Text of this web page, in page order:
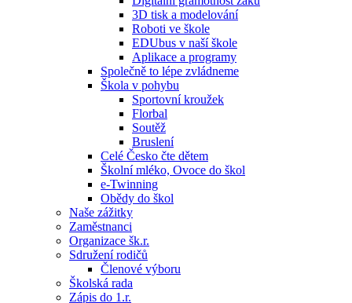
3D tisk a modelování
Roboti ve škole
EDUbus v naší škole
Aplikace a programy
Společně to lépe zvládneme
Škola v pohybu
Sportovní kroužek
Florbal
Soutěž
Bruslení
Celé Česko čte dětem
Školní mléko, Ovoce do škol
e-Twinning
Obědy do škol
Naše zážitky
Zaměstnanci
Organizace šk.r.
Sdružení rodičů
Členové výboru
Školská rada
Zápis do 1.r.